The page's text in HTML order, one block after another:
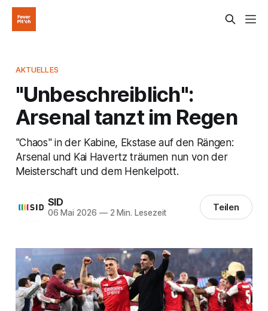
AKTUELLES
"Unbeschreiblich":
Arsenal tanzt im Regen
"Chaos" in der Kabine, Ekstase auf den Rängen:
Arsenal und Kai Havertz träumen nun von der
Meisterschaft und dem Henkelpott.
SID
06 Mai 2026 —2 Min. Lesezeit Teilen